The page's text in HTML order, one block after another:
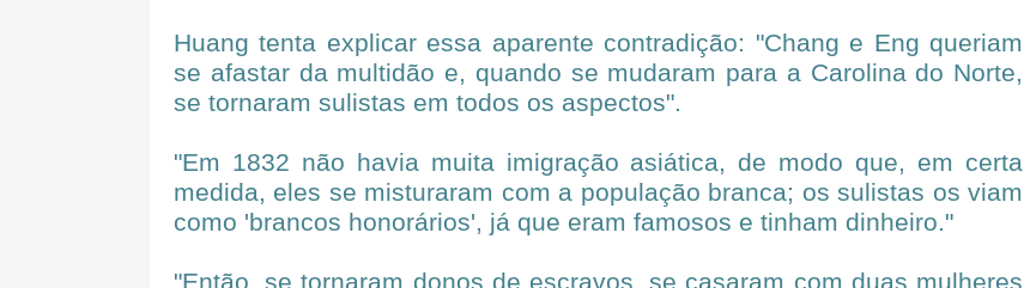
Huang tenta explicar essa aparente contradição: "Chang e Eng queriam
se afastar da multidão e, quando se mudaram para a Carolina do Norte,
se tornaram sulistas em todos os aspectos".
"Em 1832 não havia muita imigração asiática, de modo que, em certa
medida, eles se misturaram com a população branca; os sulistas os viam
como 'brancos honorários', já que eram famosos e tinham dinheiro."